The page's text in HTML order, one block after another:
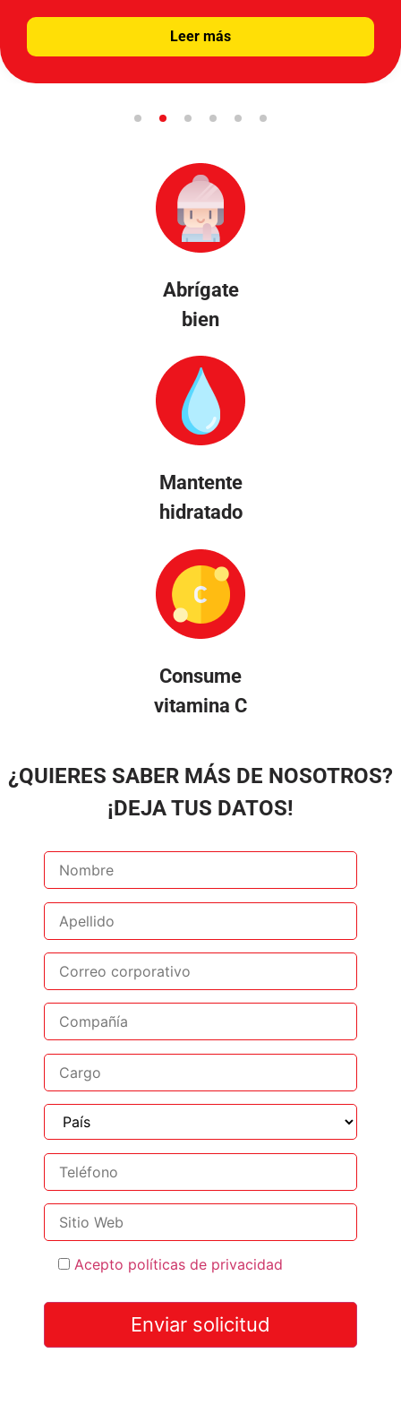
Leer más
Abrígate
bien
Mantente
hidratado
Consume
vitamina C
¿QUIERES SABER MÁS DE NOSOTROS?
¡DEJA TUS DATOS!
Acepto políticas de privacidad